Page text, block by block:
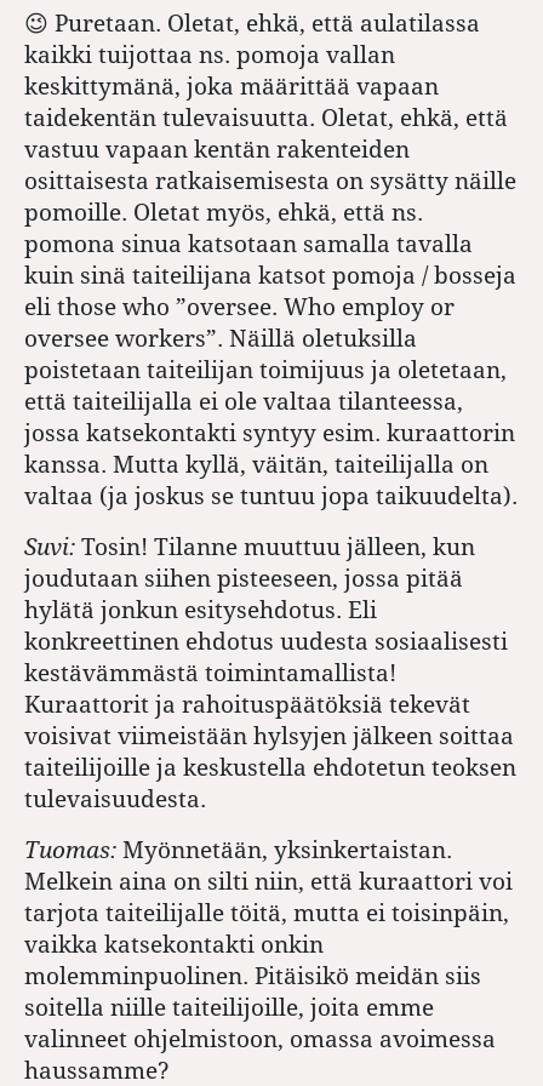
😉 Puretaan. Oletat, ehkä, että aulatilassa
kaikki tuijottaa ns. pomoja vallan
keskittymänä, joka määrittää vapaan
taidekentän tulevaisuutta. Oletat, ehkä, että
vastuu vapaan kentän rakenteiden
osittaisesta ratkaisemisesta on sysätty näille
pomoille. Oletat myös, ehkä, että ns.
pomona sinua katsotaan samalla tavalla
kuin sinä taiteilijana katsot pomoja / bosseja
eli those who ”oversee. Who employ or
oversee workers”. Näillä oletuksilla
poistetaan taiteilijan toimijuus ja oletetaan,
että taiteilijalla ei ole valtaa tilanteessa,
jossa katsekontakti syntyy esim. kuraattorin
kanssa. Mutta kyllä, väitän, taiteilijalla on
valtaa (ja joskus se tuntuu jopa taikuudelta).
Suvi: Tosin! Tilanne muuttuu jälleen, kun
joudutaan siihen pisteeseen, jossa pitää
hylätä jonkun esitysehdotus. Eli
konkreettinen ehdotus uudesta sosiaalisesti
kestävämmästä toimintamallista!
Kuraattorit ja rahoituspäätöksiä tekevät
voisivat viimeistään hylsyjen jälkeen soittaa
taiteilijoille ja keskustella ehdotetun teoksen
tulevaisuudesta.
Tuomas: Myönnetään, yksinkertaistan.
Melkein aina on silti niin, että kuraattori voi
tarjota taiteilijalle töitä, mutta ei toisinpäin,
vaikka katsekontakti onkin
molemminpuolinen. Pitäisikö meidän siis
soitella niille taiteilijoille, joita emme
valinneet ohjelmistoon, omassa avoimessa
haussamme?